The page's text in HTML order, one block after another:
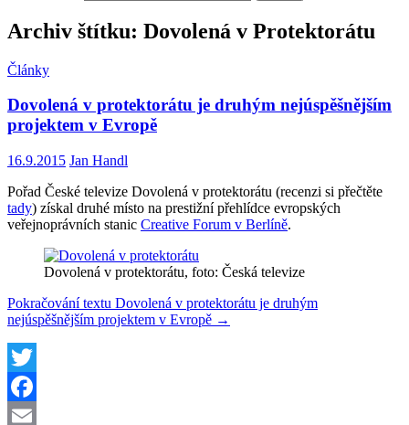
Archiv štítku: Dovolená v Protektorátu
Články
Dovolená v protektorátu je druhým nejúspěšnějším
projektem v Evropě
16.9.2015 Jan Handl
Pořad České televize Dovolená v protektorátu (recenzi si přečtěte
tady) získal druhé místo na prestižní přehlídce evropských
veřejnoprávních stanic Creative Forum v Berlíně.
Dovolená v protektorátu, foto: Česká televize
Pokračování textu Dovolená v protektorátu je druhým
nejúspěšnějším projektem v Evropě →
Twitter
Facebook